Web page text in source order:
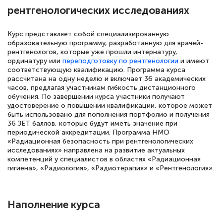
Знаток города 5 уровня
18 марта 2026
Выражаю благодарность за курс
повышения квалификации "Эксперт ЕГЭ по
русскому языку и литературе". Много
полезных материалов помогли
подготовиться к тестированию. Это
книги, методические рекомендации,
статьи. Времени на подготовку
достаточно. Курс помогает пройти
рентгенологических исследованиях
Курс представляет собой специализированную
образовательную программу, разработанную для врачей-
рентгенологов, которые уже прошли интернатуру,
ординатуру или переподготовку по рентгенологии и имеют
соответствующую квалификацию. Программа курса
рассчитана на одну неделю и включает 36 академических
часов, предлагая участникам гибкость дистанционного
обучения. По завершении курса участники получают
удостоверение о повышении квалификации, которое может
быть использовано для пополнения портфолио и получения
36 ЗЕТ баллов, которые будут иметь значение при
периодической аккредитации. Программа НМО
«Радиационная безопасность при рентгенологических
исследованиях» направлена на развитие актуальных
компетенций у специалистов в областях «Радиационная
гигиена», «Радиология», «Радиотерапия» и «Рентгенология».
Наполнение курса